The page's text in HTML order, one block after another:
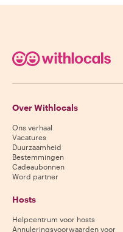
Over Withlocals
Ons verhaal
Vacatures
Duurzaamheid
Bestemmingen
Cadeaubonnen
Word partner
Hosts
Helpcentrum voor hosts
Annuleringsvoorwaarden voor